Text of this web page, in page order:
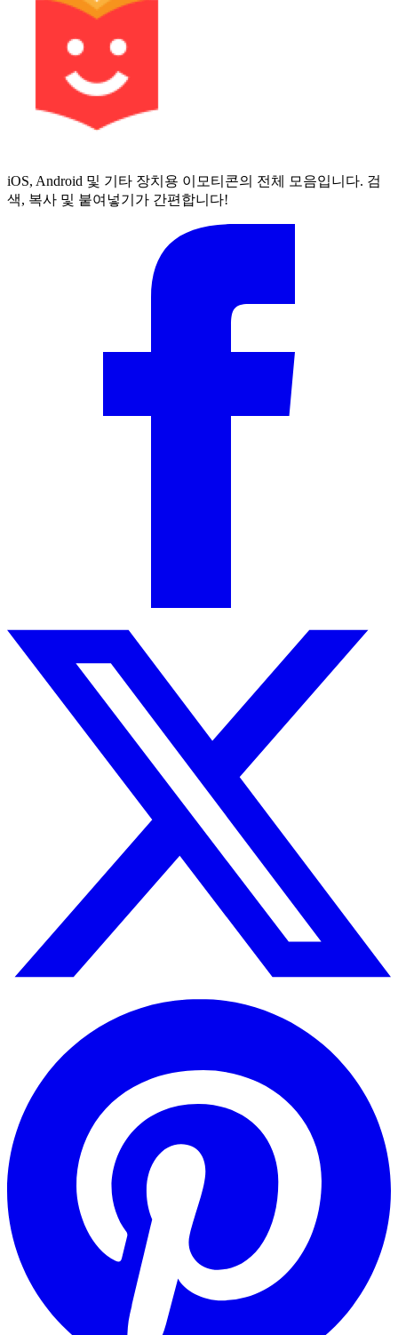
iOS, Android 및 기타 장치용 이모티콘의 전체 모음입니다. 검
색, 복사 및 붙여넣기가 간편합니다!